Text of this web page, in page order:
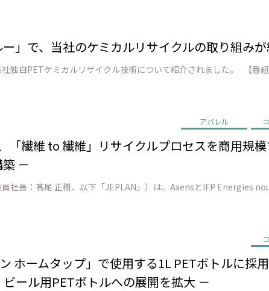
」で、当社のケミカルリサイクルの取り組み
アパレル
「繊維 to 繊維」リサイクルプロセスを商用規
－
ホームタップ」で使用する1L PETボトルに採
ール用PETボトルへの展開を拡大 －